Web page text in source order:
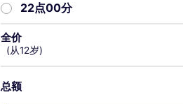
22点00分
全价
(从12岁)
总额